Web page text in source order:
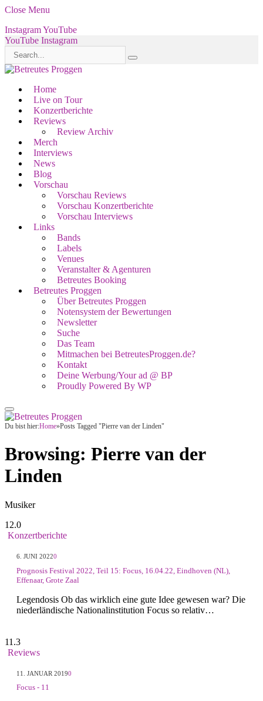
Close Menu
InstagramYouTube
YouTube Instagram
Home
Live on Tour
Konzertberichte
Reviews
Review Archiv
Merch
Interviews
News
Blog
Vorschau
Vorschau Reviews
Vorschau Konzertberichte
Vorschau Interviews
Links
Bands
Labels
Venues
Veranstalter & Agenturen
Betreutes Booking
Betreutes Proggen
Über Betreutes Proggen
Notensystem der Bewertungen
Newsletter
Suche
Das Team
Mitmachen bei BetreutesProggen.de?
Kontakt
Deine Werbung/Your ad @ BP
Proudly Powered By WP
Du bist hier:Home»Posts Tagged "Pierre van der Linden"
Browsing: Pierre van der
Linden
Musiker
12.0
Konzertberichte
6. JUNI 20220
Prognosis Festival 2022, Teil 15: Focus, 16.04.22, Eindhoven (NL),
Effenaar, Grote Zaal
Legendosis Ob das wirklich eine gute Idee gewesen war? Die
niederländische Nationalinstitution Focus so relativ…
11.3
Reviews
11. JANUAR 20190
Focus - 11